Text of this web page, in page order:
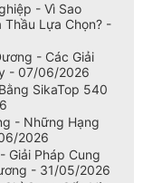
- Vì Sao
Thầu Lựa Chọn? -
- Các Giải
- 07/06/2026
SikaTop 540
- Những Hạng
2026
Giải Pháp Cung
- 31/05/2026